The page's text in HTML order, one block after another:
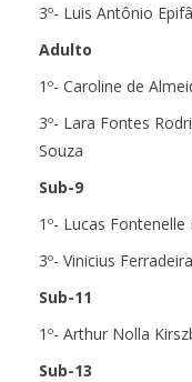
3º- Luis Antônio
Adulto
1º- Caroline de
3º- Lara Fontes
Souza
Sub-9
1º- Lucas Fontenelle
3º- Vinicius
Sub-11
1º- Arthur Nolla
Sub-13